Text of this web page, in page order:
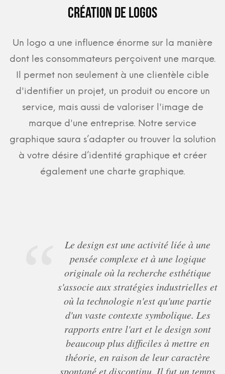
Création de logos
Un logo a une influence énorme sur la manière
dont les consommateurs perçoivent une marque.
Il permet non seulement à une clientèle cible
d'identifier un projet, un produit ou encore un
service, mais aussi de valoriser l'image de
marque d'une entreprise. Notre service
graphique saura s’adapter ou trouver la solution
à votre désire d’identité graphique et créer
également une charte graphique.
Le design est une activité liée à une
pensée complexe et à une logique
originale où la recherche esthétique
s'associe aux stratégies industrielles et
où la technologie n'est qu'une partie
d'un vaste contexte symbolique. Les
rapports entre l'art et le design sont
beaucoup plus difficiles à mettre en
théorie, en raison de leur caractère
spontané et discontinu. Il fut un temps